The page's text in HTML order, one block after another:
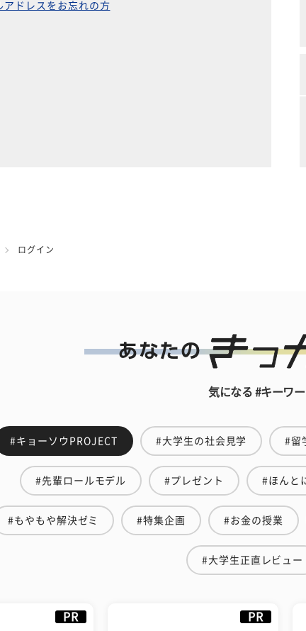
アドレスをお忘れの方
ログイン
気になる #キーワ
#キョーソウPROJECT #大学生の社会見学 #留
#先輩ロールモデル #プレゼント #ほんと
#もやもや解決ゼミ #特集企画 #お金の授業
#大学生正直レビュー
PR PR